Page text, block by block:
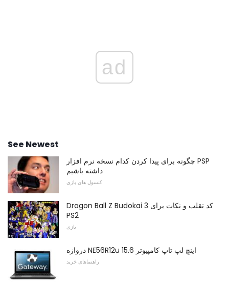
ad
See Newest
چگونه برای پیدا کردن کدام نسخه نرم افزار PSP
داشته باشیم
کنسول های بازی
Dragon Ball Z Budokai 3 کد تقلب و نکات برای
PS2
بازی
دروازه NE56R12u 15.6 اینچ لپ تاپ کامپیوتر
راهنماهای خرید